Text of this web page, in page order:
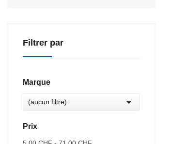
Filtrer par
Marque
(aucun filtre) 
Prix